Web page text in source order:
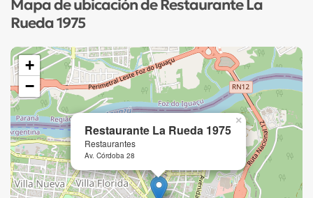
Mapa de ubicación de Restaurante La
Rueda 1975
Restaurante La Rueda 1975
Restaurantes
Av. Córdoba 28
×
+
−